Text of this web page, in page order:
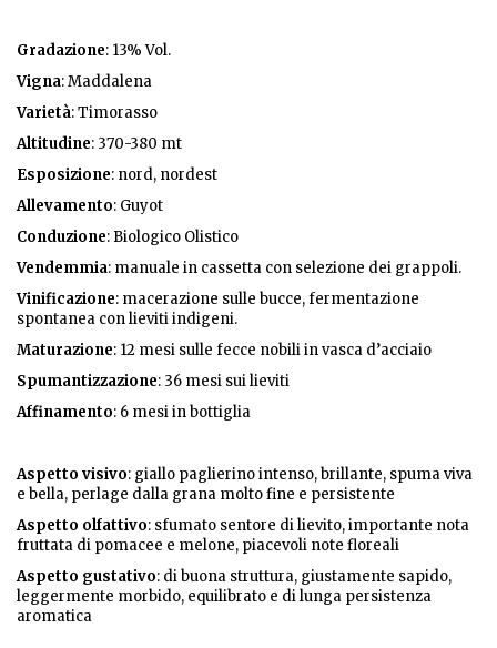
Gradazione: 13% Vol.
Vigna: Maddalena
Varietà: Timorasso
Altitudine: 370-380 mt
Esposizione: nord, nordest
Allevamento: Guyot
Conduzione: Biologico Olistico
Vendemmia: manuale in cassetta con selezione dei grappoli.
Vinificazione: macerazione sulle bucce, fermentazione
spontanea con lieviti indigeni.
Maturazione: 12 mesi sulle fecce nobili in vasca d’acciaio
Spumantizzazione: 36 mesi sui lieviti
Affinamento: 6 mesi in bottiglia
Aspetto visivo: giallo paglierino intenso, brillante, spuma viva
e bella, perlage dalla grana molto fine e persistente
Aspetto olfattivo: sfumato sentore di lievito, importante nota
fruttata di pomacee e melone, piacevoli note floreali
Aspetto gustativo: di buona struttura, giustamente sapido,
leggermente morbido, equilibrato e di lunga persistenza
aromatica